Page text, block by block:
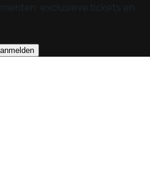
exclusieve tickets en